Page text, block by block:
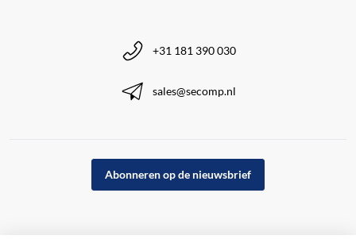
+31 181 390 030
sales@secomp.nl
Abonneren op de nieuwsbrief